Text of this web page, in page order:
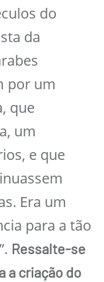
do
da
por um
que
um
e que
Era um
para a tão
Ressalte-se
a criação do